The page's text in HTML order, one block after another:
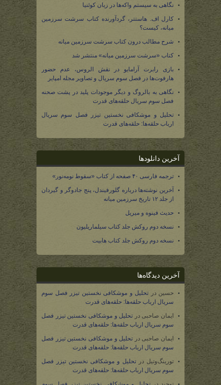
نگاهی به سیستم واکه‌ها در زبان کوئنیا
کارل اف. هاستتر، گردآورنده کتاب سرشت سرزمین
میانه، کیست؟
شرح مطالب درون کتاب سرشت سرزمین میانه
کتاب «سرشت سرزمین میانه» منتشر شد
بازی رابرت آرامایو در نقش الروس، عدم حضور
هارفوت‌ها در فصل سوم سریال و تصاویر مجله امپایر
نگاهی به بالروگ و دیگر موجودات پلید در پشت صحنه
فصل سوم سریال حلقه‌های قدرت
تحلیل و موشکافی نخستین تیزر فصل سوم سریال
ارباب حلقه‌ها: حلقه‌های قدرت
آخرین دانلودها
ترجمه فارسی ۴۰ صفحه از کتاب «سقوط نومه‌نور»
آخرین نوشته‌ها درباره گلورفیندل، پنج جادوگر و گیردان
از جلد ۱۲ تاریخ سرزمین میانه
حدیث فینوه و میریل
نسخه دوم روکش جلد کتاب سیلماریلیون
نسخه دوم روکش جلد کتاب هابیت
آخرین دیدگاه‌ها
حسین در تحلیل و موشکافی نخستین تیزر فصل سوم
سریال ارباب حلقه‌ها: حلقه‌های قدرت
ایمان صاحبی در تحلیل و موشکافی نخستین تیزر فصل
سوم سریال ارباب حلقه‌ها: حلقه‌های قدرت
ایمان صاحبی در تحلیل و موشکافی نخستین تیزر فصل
سوم سریال ارباب حلقه‌ها: حلقه‌های قدرت
تورینگ‌وتیل در تحلیل و موشکافی نخستین تیزر فصل
سوم سریال ارباب حلقه‌ها: حلقه‌های قدرت